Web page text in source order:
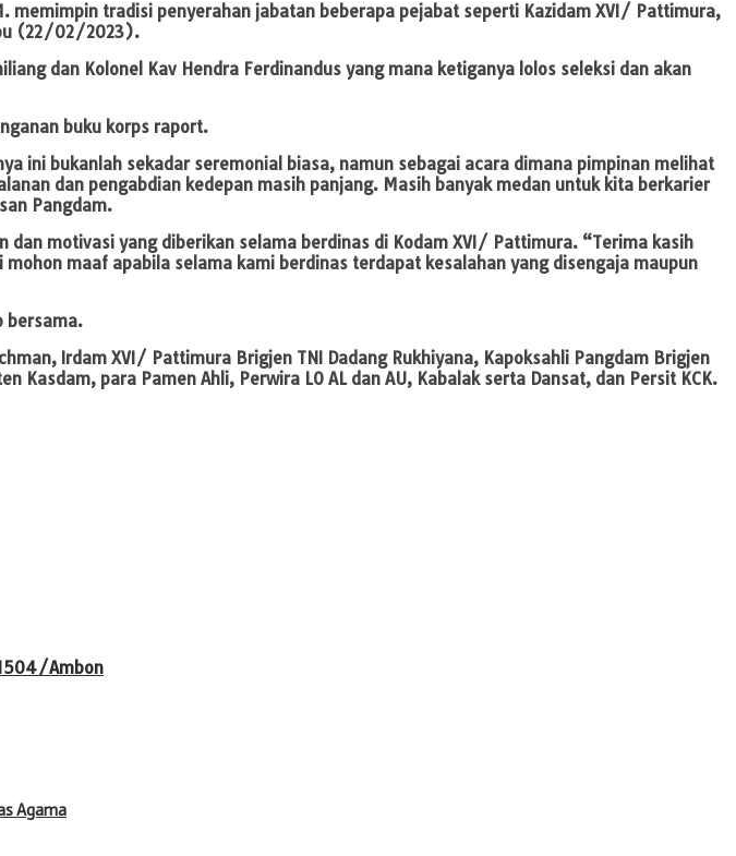
memimpin tradisi penyerahan jabatan beberapa pejabat seperti Kazidam XVI/ Pattimura,
(22/02/2023).
dan Kolonel Kav Hendra Ferdinandus yang mana ketiganya lolos seleksi dan akan
buku korps raport.
ini bukanlah sekadar seremonial biasa, namun sebagai acara dimana pimpinan melihat
dan pengabdian kedepan masih panjang. Masih banyak medan untuk kita berkarier
Pangdam.
motivasi yang diberikan selama berdinas di Kodam XVI/ Pattimura. “Terima kasih
maaf apabila selama kami berdinas terdapat kesalahan yang disengaja maupun
bersama.
Irdam XVI/ Pattimura Brigjen TNI Dadang Rukhiyana, Kapoksahli Pangdam Brigjen
para Pamen Ahli, Perwira LO AL dan AU, Kabalak serta Dansat, dan Persit KCK.
Ambon
Agama